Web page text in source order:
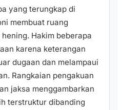
yang terungkap di
membuat ruang
Hakim beberapa
karena keterangan
dugaan dan melampaui
Rangkaian pengakuan
jaksa menggambarkan
terstruktur dibanding